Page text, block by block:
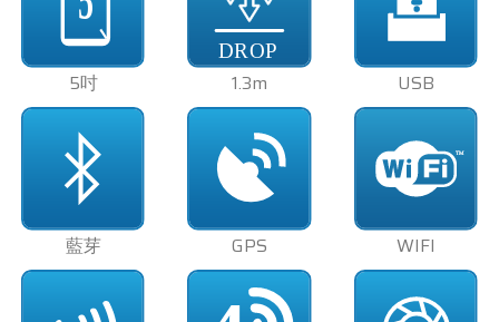
5吋 1.3m USB
藍芽 GPS WIFI